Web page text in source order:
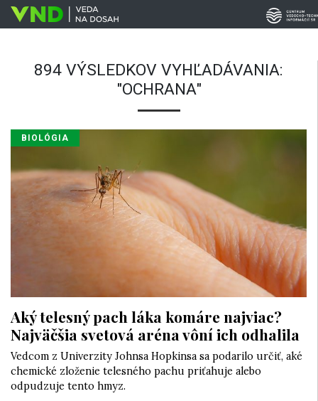
894 VÝSLEDKOV VYHĽADÁVANIA:
"OCHRANA"
BIOLÓGIA
Aký telesný pach láka komáre najviac?
Najväčšia svetová aréna vôní ich odhalila
Vedcom z Univerzity Johnsa Hopkinsa sa podarilo určiť, aké
chemické zloženie telesného pachu priťahuje alebo
odpudzuje tento hmyz.